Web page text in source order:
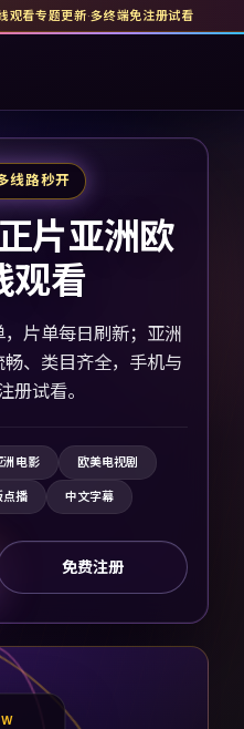
观看专题更新·多终端免注册试看
线路秒开
片亚洲欧
观看
片单每日刷新；亚洲
、类目齐全，手机与
册试看。
洲电影 欧美电视剧
点播 中文字幕
免费注册